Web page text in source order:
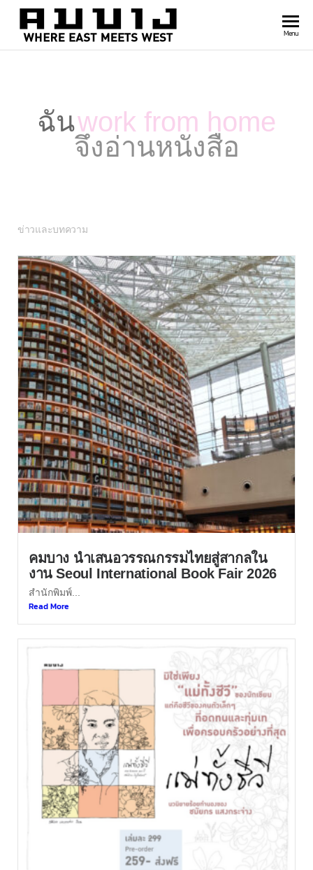
east
Menu
ฉันwork from home
จึงอ่านหนังสือ
ข่าวและบทความ
คมบาง นำเสนอวรรณกรรมไทยสู่สากลใน
งาน Seoul International Book Fair 2026
สำนักพิมพ์...
Read More